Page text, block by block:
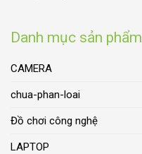
Danh mục sản phẩm
CAMERA
chua-phan-loai
Đồ chơi công nghệ
LAPTOP